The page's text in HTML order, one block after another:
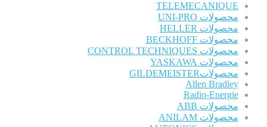
TELEMECANIQUE
محصولات UNI-PRO
محصولات HELLER
محصولات BECKHOFF
محصولات CONTROL TECHNIQUES
محصولات YASKAWA
محصولاتGILDEMEISTER
Allen Bradley
Radio-Energie
محصولات ABB
محصولات ANILAM